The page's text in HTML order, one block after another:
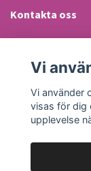
Kontakta oss
Sociala medier
Vi
Vi använder
visas för dig
upplevelse